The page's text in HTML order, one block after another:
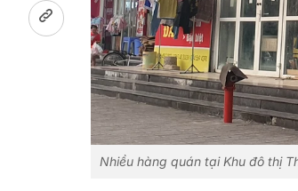
Nhiều hàng quán tại Khu đô thị